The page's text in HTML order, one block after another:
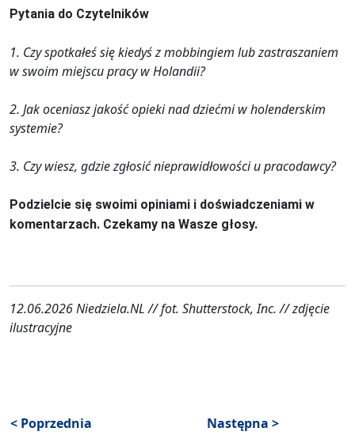
Pytania do Czytelników
1. Czy spotkałeś się kiedyś z mobbingiem lub zastraszaniem
w swoim miejscu pracy w Holandii?
2. Jak oceniasz jakość opieki nad dziećmi w holenderskim
systemie?
3. Czy wiesz, gdzie zgłosić nieprawidłowości u pracodawcy?
Podzielcie się swoimi opiniami i doświadczeniami w
komentarzach. Czekamy na Wasze głosy.
12.06.2026 Niedziela.NL // fot. Shutterstock, Inc. // zdjęcie
ilustracyjne
< Poprzednia Następna >